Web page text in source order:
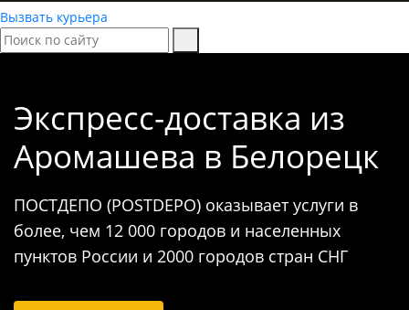
Вызвать курьера
Экспресс-доставка из
Аромашева в Белорецк
ПОСТДЕПО (POSTDEPO) оказывает услуги в
более, чем 12 000 городов и населенных
пунктов России и 2000 городов стран СНГ